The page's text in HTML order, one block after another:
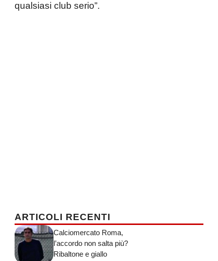
qualsiasi club serio”.
ARTICOLI RECENTI
Calciomercato Roma,
l’accordo non salta più?
Ribaltone e giallo